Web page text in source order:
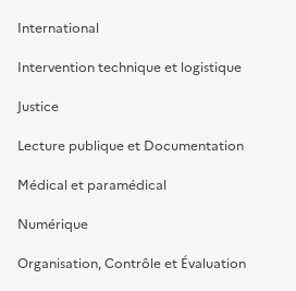
International
Intervention technique et logistique
Justice
Lecture publique et Documentation
Médical et paramédical
Numérique
Organisation, Contrôle et Évaluation